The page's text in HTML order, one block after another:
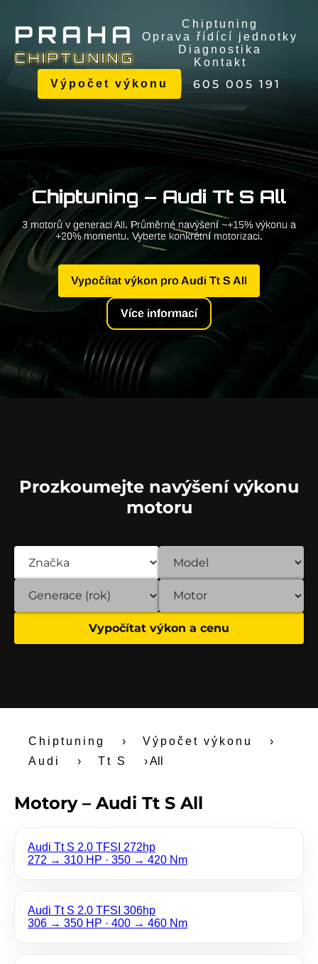
PR A H A
CHIPTUNING
Chiptuning
Oprava řídící jednotky
Diagnostika
Kontakt
Výpočet výkonu
605 005 191
Chiptuning – Audi Tt S All
3 motorů v generaci All. Průměrné navýšení ~+15% výkonu a
+20% momentu. Vyberte konkrétní motorizaci.
Vypočítat výkon pro Audi Tt S All
Více informací
Prozkoumejte navýšení výkonu
motoru
Vypočítat výkon a cenu
Chiptuning › Výpočet výkonu
›
Audi
› Tt S ›All
Motory – Audi Tt S All
Audi Tt S 2.0 TFSI 272hp
272 → 310 HP · 350 → 420 Nm
Audi Tt S 2.0 TFSI 306hp
306 → 350 HP · 400 → 460 Nm